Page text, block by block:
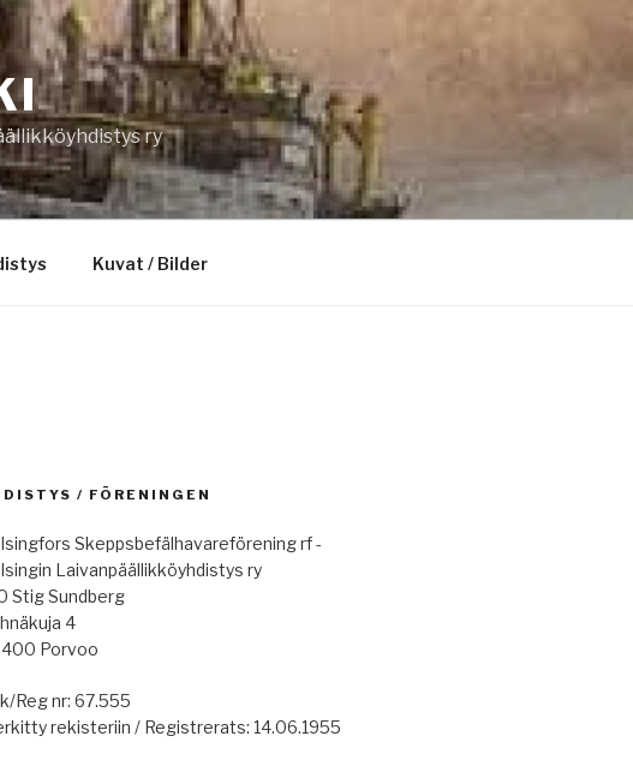
ry
Kuvat / Bilder
/ FÖRENINGEN
Skeppsbefälhavareförening rf -
Laivanpäällikköyhdistys ry
Stig Sundberg
4
Porvoo
Reg nr: 67.555
rekisteriin / Registrerats: 14.06.1955